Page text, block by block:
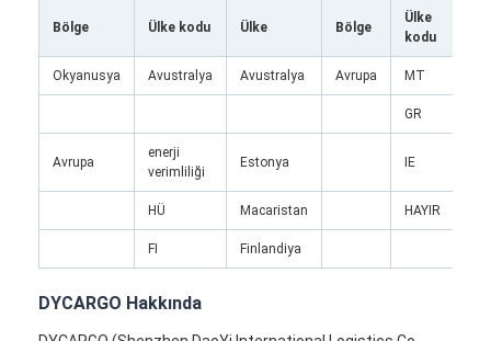
Hava Kargo Taşımacılığı
Çin'den DDP Nakliye
Ekspres kargo
Bölge Ülke kodu Ülke Bölge
Ülke
kodu
Okyanusya Avustralya Avustralya Avrupa MT
GR
Avrupa
enerji
verimliliği
Estonya IE
HÜ Macaristan HAYIR
FI Finlandiya
DYCARGO Hakkında